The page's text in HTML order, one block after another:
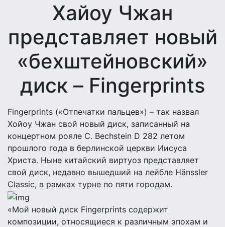
Хайоу Чжан
представляет новый
«бехштейновский»
диск – Fingerprints
Fingerprints («Отпечатки пальцев») – так назвал
Хойоу Чжан свой новый диск, записанный на
концертном рояле C. Bechstein D 282 летом
прошлого года в берлинской церкви Иисуса
Христа. Ныне китайский виртуоз представляет
свой диск, недавно вышедший на лейбле Hänssler
Classic, в рамках турне по пяти городам.
«Мой новый диск Fingerprints содержит
композиции, oтносящиеся к различным эпохам и